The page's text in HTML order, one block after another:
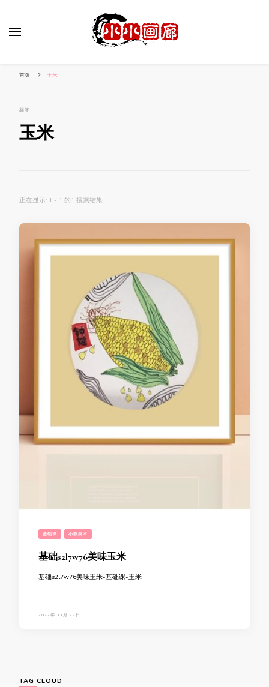
首页 玉米
标签
玉米
正在显示: 1 - 1 的1 搜索结果
基础课 小熊美术
基础s2l7w76美味玉米
基础s2l7w76美味玉米-基础课-玉米
2022年 11月 27日
TAG CLOUD